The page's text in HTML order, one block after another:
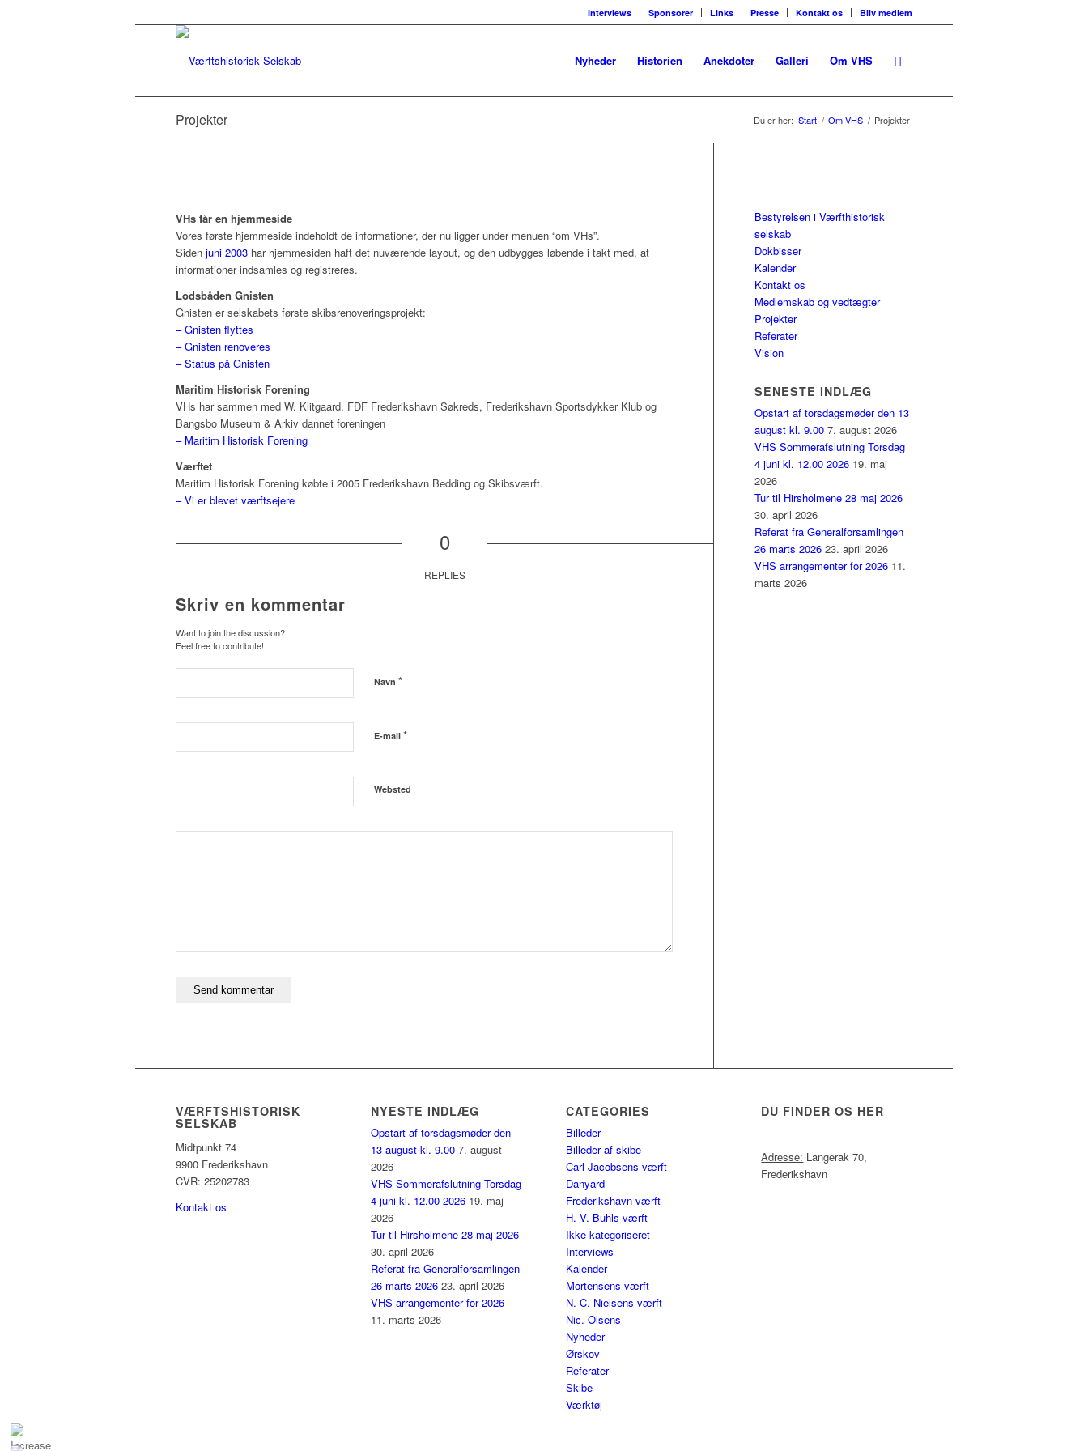
Interviews Sponsorer Links Presse Kontakt os Bliv medlem
Nyheder Historien Anekdoter Galleri Om VHS
Projekter Du er her: Start / Om VHS / Projekter
VHs får en hjemmeside
Vores første hjemmeside indeholdt de informationer, der nu ligger under menuen “om VHs”.
Siden juni 2003 har hjemmesiden haft det nuværende layout, og den udbygges løbende i takt med, at
informationer indsamles og registreres.
Lodsbåden Gnisten
Gnisten er selskabets første skibsrenoveringsprojekt:
– Gnisten flyttes
– Gnisten renoveres
– Status på Gnisten
Maritim Historisk Forening
VHs har sammen med W. Klitgaard, FDF Frederikshavn Søkreds, Frederikshavn Sportsdykker Klub og
Bangsbo Museum & Arkiv dannet foreningen
– Maritim Historisk Forening
Værftet
Maritim Historisk Forening købte i 2005 Frederikshavn Bedding og Skibsværft.
– Vi er blevet værftsejere
0
REPLIES
Skriv en kommentar
Want to join the discussion?
Feel free to contribute!
Navn *
E-mail *
Websted
Bestyrelsen i Værfthistorisk
selskab
Dokbisser
Kalender
Kontakt os
Medlemskab og vedtægter
Projekter
Referater
Vision
SENESTE INDLÆG
Opstart af torsdagsmøder den 13
august kl. 9.00 7. august 2026
VHS Sommerafslutning Torsdag
4 juni kl. 12.00 2026 19. maj
2026
Tur til Hirsholmene 28 maj 2026
30. april 2026
Referat fra Generalforsamlingen
26 marts 2026 23. april 2026
VHS arrangementer for 2026 11.
marts 2026
VÆRFTSHISTORISK
SELSKAB
Midtpunkt 74
9900 Frederikshavn
CVR: 25202783
Kontakt os
NYESTE INDLÆG
Opstart af torsdagsmøder den
13 august kl. 9.00 7. august
2026
VHS Sommerafslutning Torsdag
4 juni kl. 12.00 2026 19. maj
2026
Tur til Hirsholmene 28 maj 2026
30. april 2026
Referat fra Generalforsamlingen
26 marts 2026 23. april 2026
VHS arrangementer for 2026
11. marts 2026
CATEGORIES
Billeder
Billeder af skibe
Carl Jacobsens værft
Danyard
Frederikshavn værft
H. V. Buhls værft
Ikke kategoriseret
Interviews
Kalender
Mortensens værft
N. C. Nielsens værft
Nic. Olsens
Nyheder
Ørskov
Referater
Skibe
Værktøj
DU FINDER OS HER
Adresse: Langerak 70,
Frederikshavn